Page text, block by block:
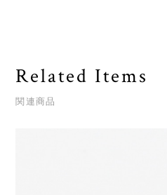
Related Items
関連商品